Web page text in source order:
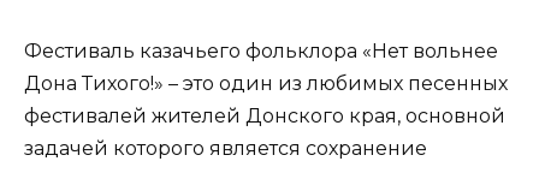
Фестиваль казачьего фольклора «Нет вольнее
Дона Тихого!» – это один из любимых песенных
фестивалей жителей Донского края, основной
задачей которого является сохранение